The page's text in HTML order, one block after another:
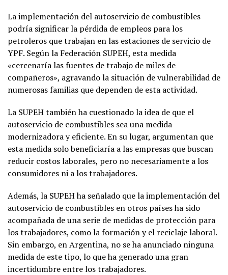
La implementación del autoservicio de combustibles
podría significar la pérdida de empleos para los
petroleros que trabajan en las estaciones de servicio de
YPF. Según la Federación SUPEH, esta medida
«cercenaría las fuentes de trabajo de miles de
compañeros», agravando la situación de vulnerabilidad de
numerosas familias que dependen de esta actividad.
La SUPEH también ha cuestionado la idea de que el
autoservicio de combustibles sea una medida
modernizadora y eficiente. En su lugar, argumentan que
esta medida solo beneficiaría a las empresas que buscan
reducir costos laborales, pero no necesariamente a los
consumidores ni a los trabajadores.
Además, la SUPEH ha señalado que la implementación del
autoservicio de combustibles en otros países ha sido
acompañada de una serie de medidas de protección para
los trabajadores, como la formación y el reciclaje laboral.
Sin embargo, en Argentina, no se ha anunciado ninguna
medida de este tipo, lo que ha generado una gran
incertidumbre entre los trabajadores.